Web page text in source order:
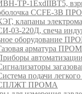
ТР-1ExdIIBT5,
CCFE-3B
клапаны
03-220Д, свеча
оборудование
арматура
подачи
ПРОМА